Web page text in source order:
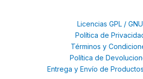
Licencias GPL / GNU
Política de
Términos y
Política de
Entrega y Envío de